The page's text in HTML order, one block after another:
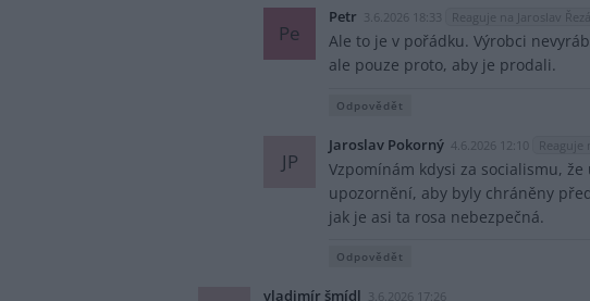
Pe
Petr 3.6.2026 18:33 Reaguje na Jaroslav Řezáč
Ale to je v pořádku. Výrobci
ale pouze proto, aby je prodali.
Odpovědět
JP
Jaroslav Pokorný 4.6.2026 12:10 Reaguje
Vzpomínám kdysi za socialismu,
upozornění, aby byly chráněny
jak je asi ta rosa nebezpečná.
Odpovědět
vladimír šmídl 3.6.2026 17:26